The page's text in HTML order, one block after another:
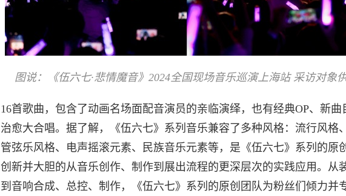
图说： 《伍六七·悲情魔音》2024全国现场音乐巡演上海站 采访对象
16首歌曲，包含了动画名场面配音演员的亲临演绎，也有经典OP、新曲
治愈大合唱。据了解，《伍六七》系列音乐兼容了多种风格：流行风格
管弦乐风格、电声摇滚元素、民族音乐元素等，是《伍六七》系列的原
创新并大胆的从音乐创作、制作到展出流程的更深层次的实践应用。从
到音响合成、总控、制作，《伍六七》系列的原创团队为粉丝们倾力并